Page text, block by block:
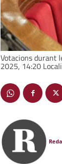
Votacions durant
2025, 14:20